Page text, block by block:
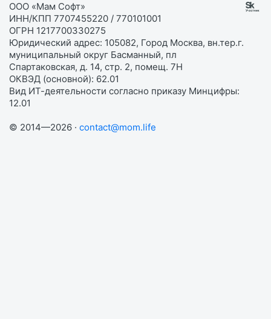
ООО «Мам Софт»
ИНН/КПП 7707455220 / 770101001
ОГРН 1217700330275
Юридический адрес: 105082, Город Москва, вн.тер.г.
муниципальный округ Басманный, пл
Спартаковская, д. 14, стр. 2, помещ. 7Н
ОКВЭД (основной): 62.01
Вид ИТ-деятельности согласно приказу Минцифры:
12.01
© 2014—2026 · contact@mom.life